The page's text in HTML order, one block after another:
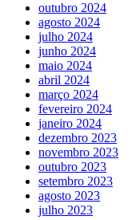
outubro 2024
agosto 2024
julho 2024
junho 2024
maio 2024
abril 2024
março 2024
fevereiro 2024
janeiro 2024
dezembro 2023
novembro 2023
outubro 2023
setembro 2023
agosto 2023
julho 2023